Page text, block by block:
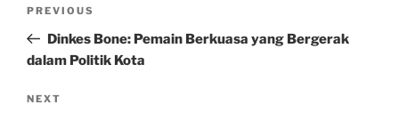
Previous
Post
PREVIOUS
Dinkes Bone: Pemain Berkuasa yang Bergerak
dalam Politik Kota
Next
NEXT